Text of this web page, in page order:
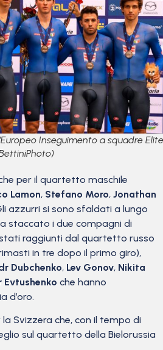
Inseguimento a squadre
per il quartetto maschile
Lamon, Stefano Moro, Jonathan
azzurri si sono sfaldati a lungo
staccato i due compagni di
raggiunti dal quartetto russo
in tre dopo il primo giro),
Dubchenko, Lev Gonov, Nikita
Evtushenko che hanno
d’oro.
Svizzera che, con il tempo di
sul quartetto della Bielorussia